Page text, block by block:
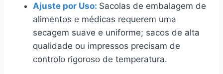
Ajuste por Uso: Sacolas de embalagem de
alimentos e médicas requerem uma
secagem suave e uniforme; sacos de alta
qualidade ou impressos precisam de
controlo rigoroso de temperatura.